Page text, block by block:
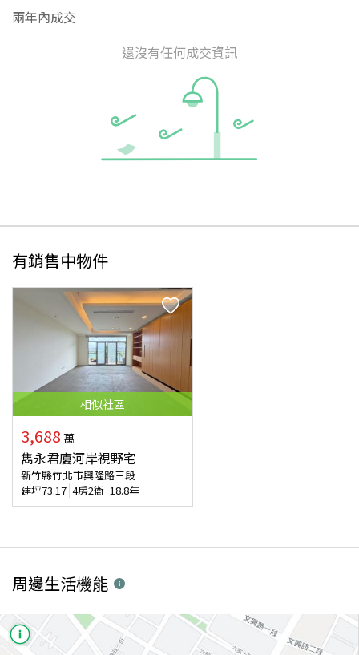
兩年內成交
還沒有任何成交資訊
有銷售中物件
相似社區
3,688 萬
雋永君廈河岸視野宅
新竹縣竹北市興隆路三段
建坪73.17 4房2衛 18.8年
周邊生活機能